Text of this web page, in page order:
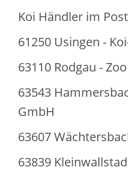
Koi Händler im
61250 Usingen -
63110 Rodgau -
63543
GmbH
63607
63839